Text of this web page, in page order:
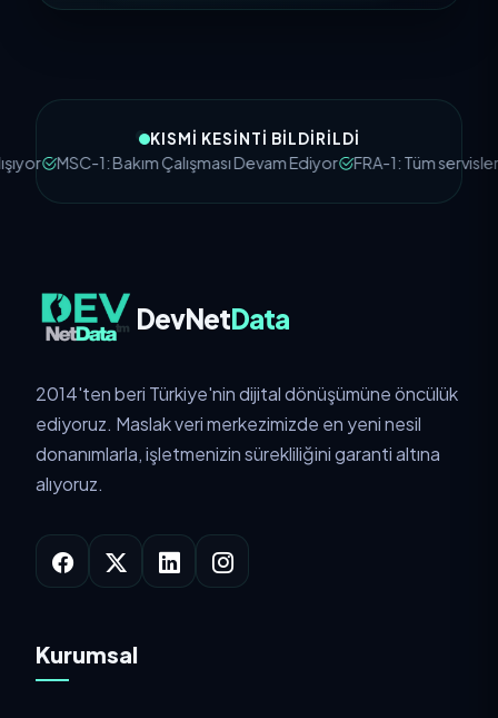
KISMI KESINTI BILDIRILDI
MSC-1: Bakım Çalışması Devam Ediyor FRA-1: Tüm servisler
DevNetData
2014'ten beri Türkiye'nin dijital dönüşümüne öncülük
ediyoruz. Maslak veri merkezimizde en yeni nesil
donanımlarla, işletmenizin sürekliliğini garanti altına
alıyoruz.
Kurumsal